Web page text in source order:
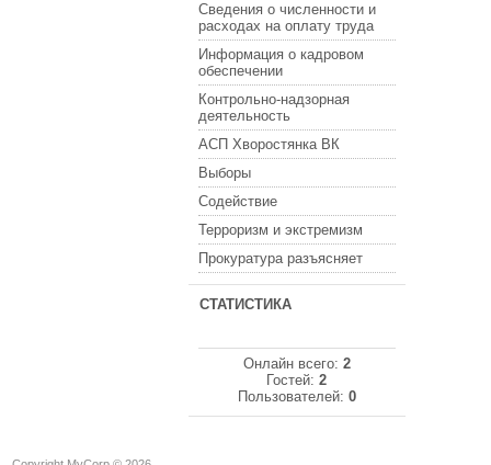
Сведения о численности и
расходах на оплату труда
Информация о кадровом
обеспечении
Контрольно-надзорная
деятельность
АСП Хворостянка ВК
Выборы
Содействие
Терроризм и экстремизм
Прокуратура разъясняет
СТАТИСТИКА
Онлайн всего: 2
Гостей:2
Пользователей: 0